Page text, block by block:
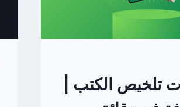
تلخيص الكتب |